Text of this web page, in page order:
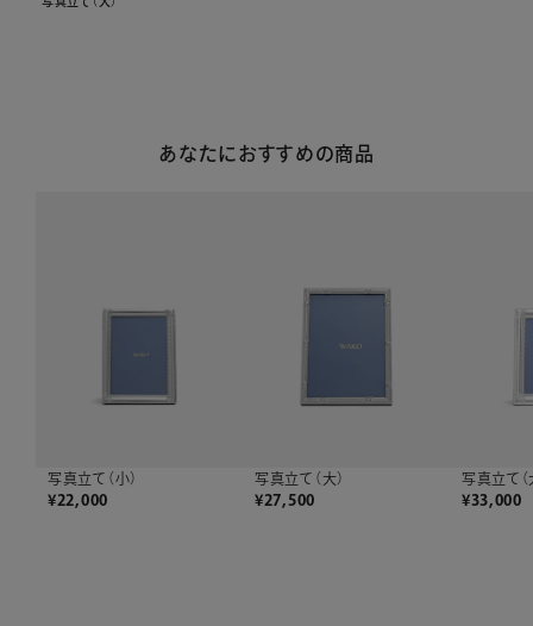
あなたにおすすめの商品
写真立て（小）
¥22,000
写真立て（大）
¥27,500
写真立て（
¥33,000